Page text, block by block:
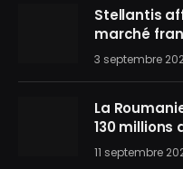
Stellantis
marché
3 septembre
La
130 millions
11 septembre